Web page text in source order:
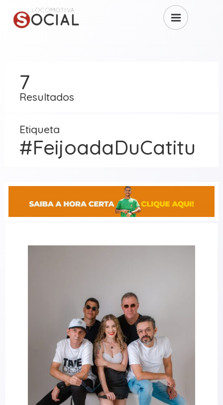
7
Resultados
Etiqueta
#FeijoadaDuCatitu